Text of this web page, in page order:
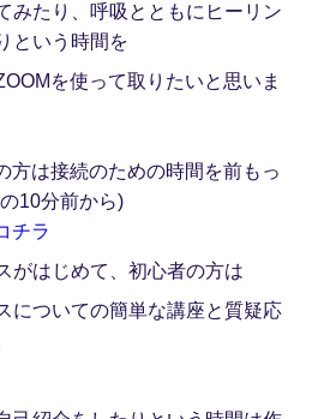
みたり、呼吸とともにヒーリン
という時間を
を使って取りたいと思いま
方は接続のための時間を前もっ
10分前から)
チラ
がはじめて、初心者の方は
についての簡単な講座と質疑応